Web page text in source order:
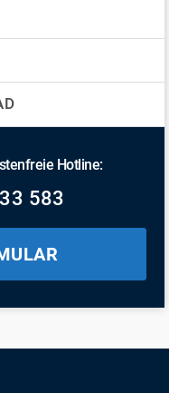
Hotline:
583